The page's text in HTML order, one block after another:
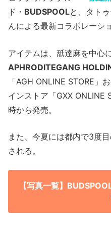
ド・ BUDSPOOLと、タト
んによる最新コラボレーシ
アイテムは、舐達麻を中心
APHRODITEGANG
「AGH ONLINE STORE」
インストア「GXX ONLINE
時から発売。
また、今夏には都内で3度
される。
【写真一覧】